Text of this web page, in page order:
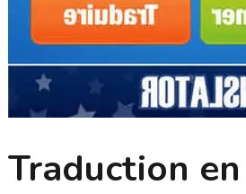
Traduction